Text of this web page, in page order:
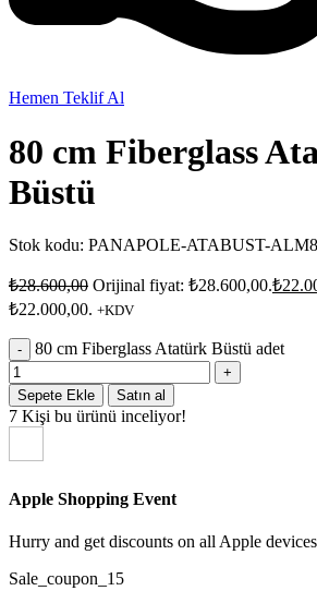
Hemen Teklif Al
80 cm Fiberglass
Büstü
Stok kodu: PANAPOLE-ATABUST-
₺28.600,00 Orijinal fiyat: ₺28.600,00.₺
₺22.000,00. +KDV
80 cm Fiberglass Atatürk Büstü adet
Sepete Ekle Satın al
7 Kişi bu ürünü inceliyor!
Apple Shopping Event
Hurry and get discounts on all Apple
Sale_coupon_15